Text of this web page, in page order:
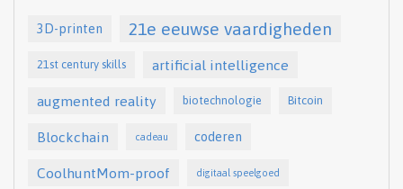
3D-printen 21e eeuwse vaardigheden
21st century skills artificial intelligence
augmented reality biotechnologie Bitcoin
Blockchain cadeau coderen
CoolhuntMom-proof digitaal speelgoed